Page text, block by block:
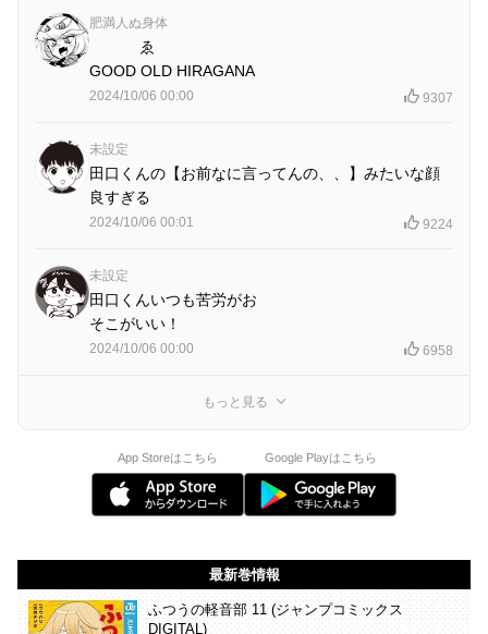
肥満人ぬ身体
ゑ
GOOD OLD HIRAGANA
2024/10/06 00:00 9307
未設定
田口くんの【お前なに言ってんの、、】みたいな顔
良すぎる
2024/10/06 00:01 9224
未設定
田口くんいつも苦労がお
そこがいい！
2024/10/06 00:00 6958
もっと見る
App Storeはこちら Google Playはこちら
最新巻情報
ふつうの軽音部 11 (ジャンプコミックス
DIGITAL)